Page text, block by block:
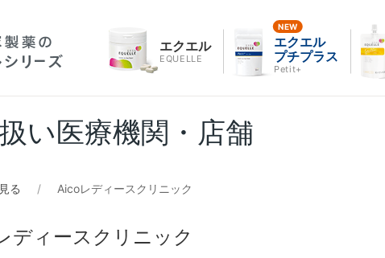
エクエル
EQUELLE
エクエル
プチプラス
Petit+
い医療機関・店舗
る Aicoレディースクリニック
ディースクリニック